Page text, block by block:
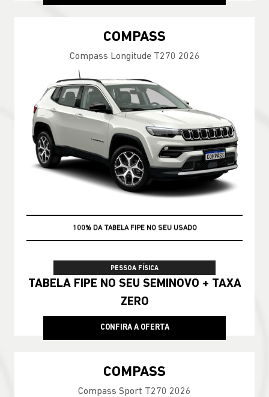
COMPASS
Compass Longitude T270 2026
100% DA TABELA FIPE NO SEU USADO
PESSOA FÍSICA
TABELA FIPE NO SEU SEMINOVO + TAXA
ZERO
CONFIRA A OFERTA
COMPASS
Compass Sport T270 2026